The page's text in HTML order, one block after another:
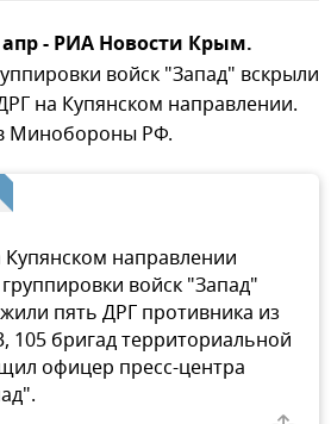
- РИА Новости Крым.
войск "Запад" вскрыли
на Купянском направлении.
Минобороны РФ.
направлении
войск "Запад"
пять ДРГ противника из
105 бригад территориальной
офицер пресс-центра